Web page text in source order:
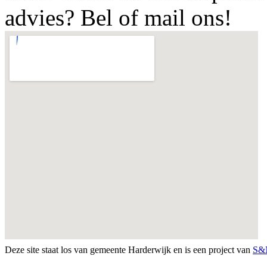
advies? Bel of mail ons!
Deze site staat los van gemeente Harderwijk en is een project van